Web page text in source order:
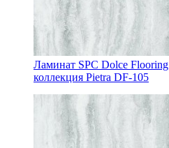
Ламинат SPC Dolce Flooring
коллекция Pietra DF-105